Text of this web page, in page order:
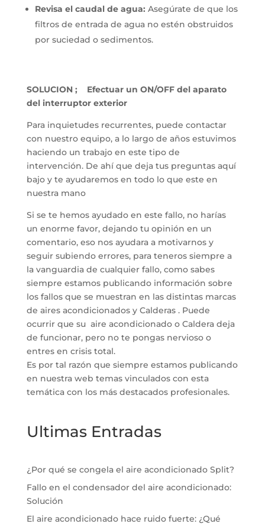
Revisa el caudal de agua: Asegúrate de que los
filtros de entrada de agua no estén obstruidos
por suciedad o sedimentos.
SOLUCION ; Efectuar un ON/OFF del aparato
del interruptor exterior
Para inquietudes recurrentes, puede contactar
con nuestro equipo, a lo largo de años estuvimos
haciendo un trabajo en este tipo de
intervención. De ahí que deja tus preguntas aquí
bajo y te ayudaremos en todo lo que este en
nuestra mano
Si se te hemos ayudado en este fallo, no harías
un enorme favor, dejando tu opinión en un
comentario, eso nos ayudara a motivarnos y
seguir subiendo errores, para teneros siempre a
la vanguardia de cualquier fallo, como sabes
siempre estamos publicando información sobre
los fallos que se muestran en las distintas marcas
de aires acondicionados y Calderas . Puede
ocurrir que su aire acondicionado o Caldera deja
de funcionar, pero no te pongas nervioso o
entres en crisis total.
Es por tal razón que siempre estamos publicando
en nuestra web temas vinculados con esta
temática con los más destacados profesionales.
Ultimas Entradas
¿Por qué se congela el aire acondicionado Split?
Fallo en el condensador del aire acondicionado:
Solución
El aire acondicionado hace ruido fuerte: ¿Qué